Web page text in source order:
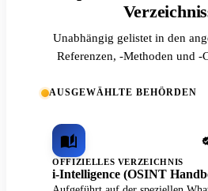
Unabhängig gelistet in den
Referenzen, -Methoden und -
AUSGEWÄHLTE BEHÖRDEN
OFFIZIELLES VERZEICHNIS
i-Intelligence (OSINT